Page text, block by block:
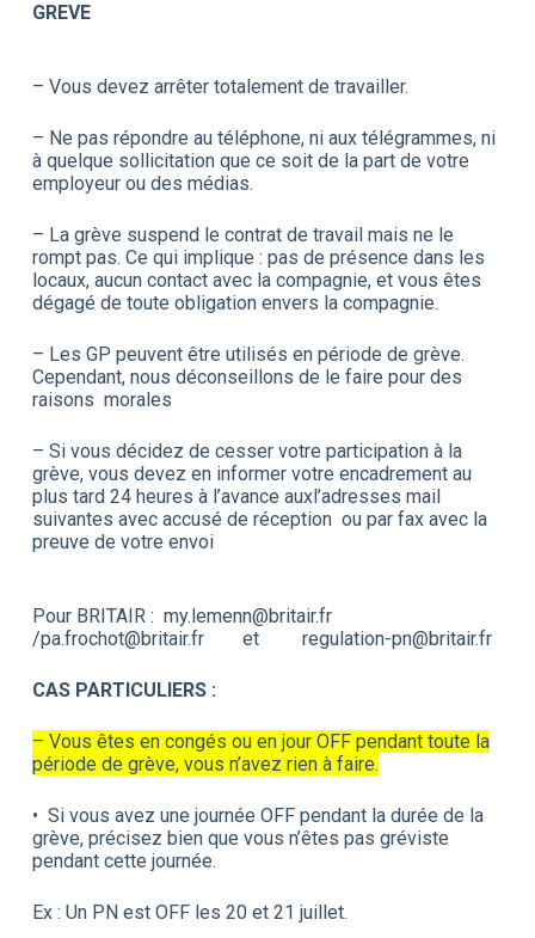
GREVE
– Vous devez arrêter totalement de travailler.
– Ne pas répondre au téléphone, ni aux télégrammes, ni
à quelque sollicitation que ce soit de la part de votre
employeur ou des médias.
– La grève suspend le contrat de travail mais ne le
rompt pas. Ce qui implique : pas de présence dans les
locaux, aucun contact avec la compagnie, et vous êtes
dégagé de toute obligation envers la compagnie.
– Les GP peuvent être utilisés en période de grève.
Cependant, nous déconseillons de le faire pour des
raisons morales
– Si vous décidez de cesser votre participation à la
grève, vous devez en informer votre encadrement au
plus tard 24 heures à l’avance auxl’adresses mail
suivantes avec accusé de réception ou par fax avec la
preuve de votre envoi
Pour BRITAIR : my.lemenn@britair.fr
/pa.frochot@britair.fr et regulation-pn@britair.fr
CAS PARTICULIERS :
– Vous êtes en congés ou en jour OFF pendant toute la
période de grève, vous n’avez rien à faire.
• Si vous avez une journée OFF pendant la durée de la
grève, précisez bien que vous n’êtes pas gréviste
pendant cette journée.
Ex : Un PN est OFF les 20 et 21 juillet.